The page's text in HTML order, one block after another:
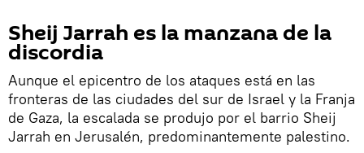
Sheij Jarrah es la manzana de la
discordia
Aunque el epicentro de los ataques está en las
fronteras de las ciudades del sur de Israel y la Franja
de Gaza, la escalada se produjo por el barrio Sheij
Jarrah en Jerusalén, predominantemente palestino.